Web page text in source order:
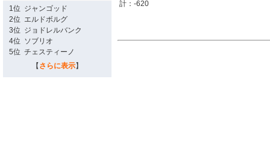
1位 ジャンゴッド
2位 エルドボルグ
3位 ジョドレルバンク
4位 ソブリオ
5位 チェスティーノ
【 さらに表示】
計：-620